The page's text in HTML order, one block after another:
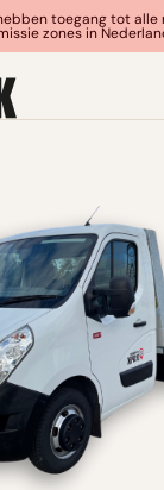
toegang tot alle
zones in